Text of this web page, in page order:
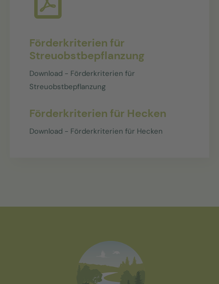
Förderkriterien für
Streuobstbepflanzung
Download - Förderkriterien für
Streuobstbepflanzung
Förderkriterien für Hecken
Download - Förderkriterien für Hecken